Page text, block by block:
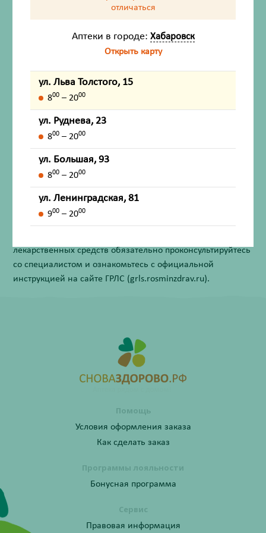
Описание
Показания
Способ применения и дозы
Противопоказания
Внешний вид товара, упаковки, может отличаться от
изображения на фотографии.
лекарственных средств обязательно проконсультируйтесь
со специалистом и ознакомьтесь с официальной
инструкцией на сайте ГРЛС (grls.rosminzdrav.ru).
Помощь
Условия оформления заказа
Как сделать заказ
Программы лояльности
Бонусная программа
Сервис
Правовая информация
отличаться
Аптеки в городе: Хабаровск
Открыть карту
ул. Льва Толстого, 15
800 – 2000
ул. Руднева, 23
800 – 2000
ул. Большая, 93
800 – 2000
ул. Ленинградская, 81
900 – 2000